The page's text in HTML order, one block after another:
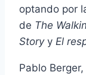
optando por
de The
Story y El
Pablo